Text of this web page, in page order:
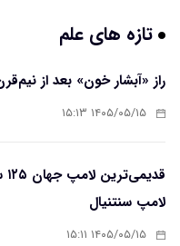
تازه های علم
راز «آبشار خون» بعد از
۱۴۰۵/۰۵/۱۵ ۱۵:۱۳
لامپ سنتنیال
۱۴۰۵/۰۵/۱۵ ۱۵:۱۱